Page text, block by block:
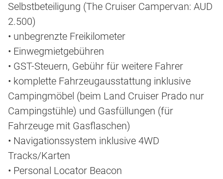
Selbstbeteiligung (The Cruiser Campervan: AUD
2.500)
• unbegrenzte Freikilometer
• Einwegmietgebühren
• GST-Steuern, Gebühr für weitere Fahrer
• komplette Fahrzeugausstattung inklusive
Campingmöbel (beim Land Cruiser Prado nur
Campingstühle) und Gasfüllungen (für
Fahrzeuge mit Gasflaschen)
• Navigationssystem inklusive 4WD
Tracks/Karten
• Personal Locator Beacon